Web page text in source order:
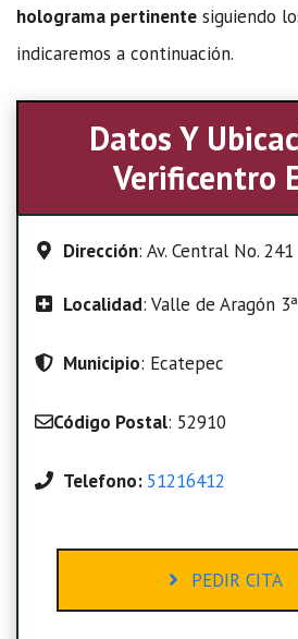
holograma pertinente siguiendo
indicaremos a continuación.
Datos Y
Verificentro
Dirección: Av. Central No. 241
Localidad: Valle de Aragón
Municipio: Ecatepec
Código Postal: 52910
Telefono: 51216412
PEDIR CITA